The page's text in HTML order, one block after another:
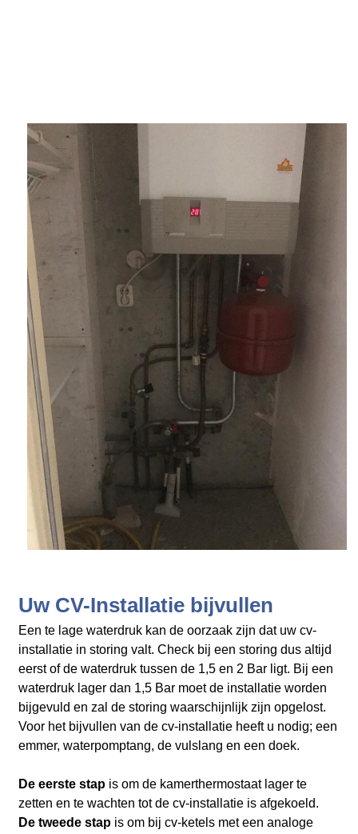
Uw CV-Installatie bijvullen
Een te lage waterdruk kan de oorzaak zijn dat uw cv-
installatie in storing valt. Check bij een storing dus altijd
eerst of de waterdruk tussen de 1,5 en 2 Bar ligt. Bij een
waterdruk lager dan 1,5 Bar moet de installatie worden
bijgevuld en zal de storing waarschijnlijk zijn opgelost.
Voor het bijvullen van de cv-installatie heeft u nodig; een
emmer, waterpomptang, de vulslang en een doek.
De eerste stapis om de kamerthermostaat lager te
zetten en te wachten tot de cv-installatie is afgekoeld.
De tweede stapis om bij cv-ketels met een analoge